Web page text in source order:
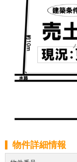
物件詳細情報